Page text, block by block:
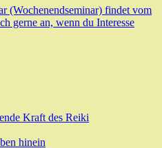
(Wochenendseminar) findet vom
gerne an, wenn du Interesse
Kraft des Reiki
hinein